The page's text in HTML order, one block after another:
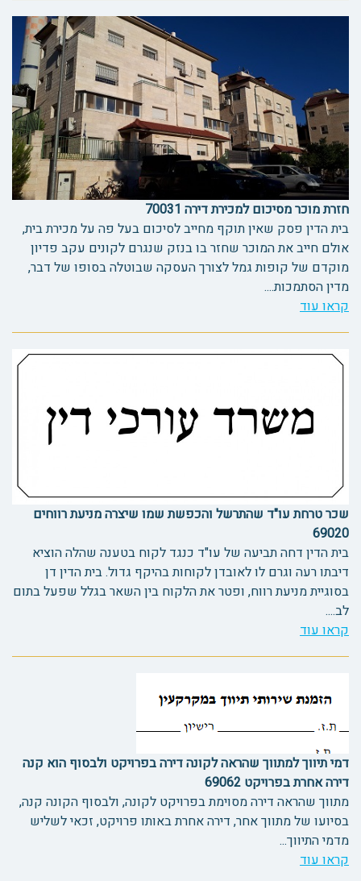
חזרת מוכר מסיכום למכירת דירה 70031
בית הדין פסק שאין תוקף מחייב לסיכום בעל פה על מכירת בית,
אולם חייב את המוכר שחזר בו בנזק שנגרם לקונים עקב פדיון
מוקדם של קופות גמל לצורך העסקה שבוטלה בסופו של דבר,
מדין הסתמכות....
קראו עוד
שכר טרחת עו"ד שהתרשל והכפשת שמו שיצרה מניעת רווחים
69020
בית הדין דחה תביעה של עו"ד כנגד לקוח בטענה שהלה הוציא
דיבתו רעה וגרם לו לאובדן לקוחות בהיקף גדול. בית הדין דן
בסוגיית מניעת רווח, ופטר את הלקוח בין השאר בגלל שפעל בתום
לב....
קראו עוד
דמי תיווך למתווך שהראה לקונה דירה בפרויקט ולבסוף הוא קנה
דירה אחרת בפרויקט 69062
מתווך שהראה דירה מסוימת בפרויקט לקונה, ולבסוף הקונה קנה,
בסיועו של מתווך אחר, דירה אחרת באותו פרויקט, זכאי לשליש
מדמי התיווך...
קראו עוד